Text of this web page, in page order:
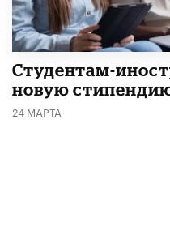
Студентам-
новую
24 МАРТА